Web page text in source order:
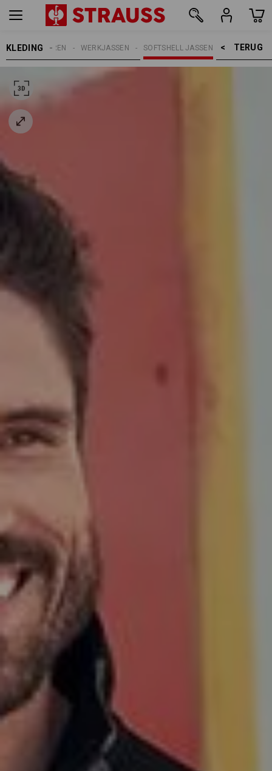
KLEDING TERUG    >
SOFTSHELL JASSEN
WERKJASSEN
HEREN